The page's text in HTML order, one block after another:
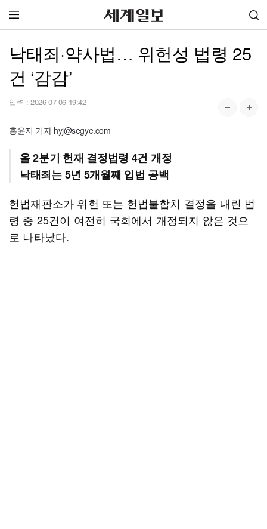
낙태죄·약사법… 위헌성 법령 25
건 ‘감감’
입력 : 2026-07-06 19:42
홍윤지 기자 hyj@segye.com
올 2분기 헌재 결정법령 4건 개정
낙태죄는 5년 5개월째 입법 공백
헌법재판소가 위헌 또는 헌법불합치 결정을 내린 법
령 중 25건이 여전히 국회에서 개정되지 않은 것으
로 나타났다.